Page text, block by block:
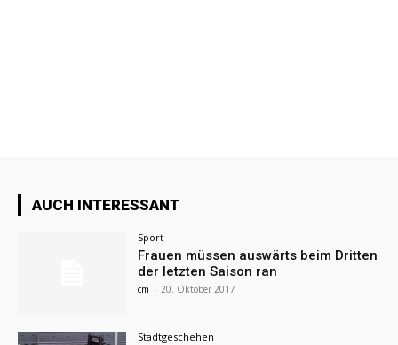
AUCH INTERESSANT
Sport
Frauen müssen auswärts beim Dritten
der letzten Saison ran
cm - 20. Oktober 2017
Stadtgeschehen